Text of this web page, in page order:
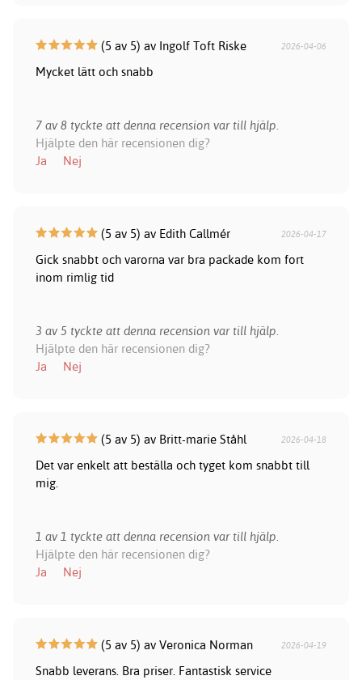
(5 av 5) av Ingolf Toft Riske 2026-04-06
Mycket lätt och snabb
7 av 8 tyckte att denna recension var till hjälp.
Hjälpte den här recensionen dig?
Ja
Nej
(5 av 5) av Edith Callmér 2026-04-17
Gick snabbt och varorna var bra packade kom fort
inom rimlig tid
3 av 5 tyckte att denna recension var till hjälp.
Hjälpte den här recensionen dig?
Ja
Nej
(5 av 5) av Britt-marie Ståhl 2026-04-18
Det var enkelt att beställa och tyget kom snabbt till
mig.
1 av 1 tyckte att denna recension var till hjälp.
Hjälpte den här recensionen dig?
Ja
Nej
(5 av 5) av Veronica Norman 2026-04-19
Snabb leverans. Bra priser. Fantastisk service